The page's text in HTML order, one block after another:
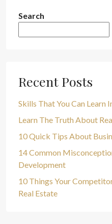
Search
Recent Posts
Skills That You Can Learn
Learn The Truth About
10 Quick Tips About
14 Common
Development
10 Things Your
Real Estate